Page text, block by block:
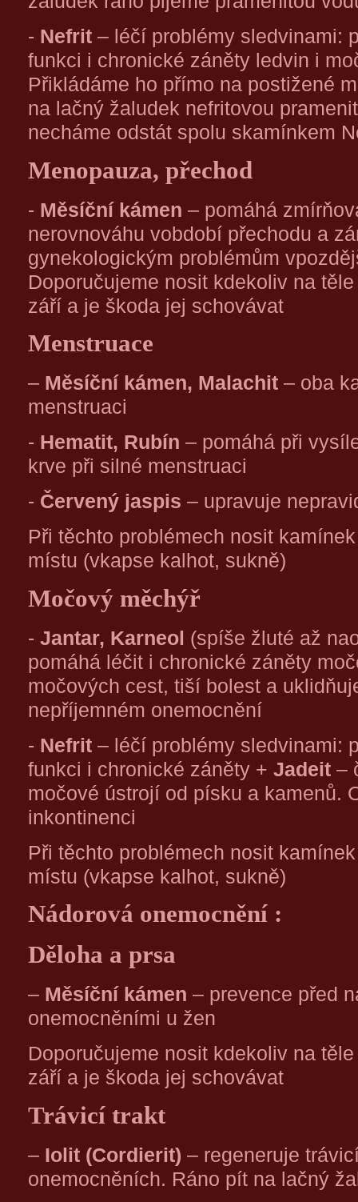
- Nefrit – léčí problémy sledvinami:
funkci i chronické záněty ledvin i
Přikládáme ho přímo na postižené
na lačný žaludek nefritovou
necháme odstát spolu skamínkem
Menopauza, přechod
- Měsíční kámen – pomáhá
nerovnováhu vobdobí přechodu a
gynekologickým problémům
Doporučujeme nosit kdekoliv na
září a je škoda jej schovávat
Menstruace
– Měsíční kámen, Malachit – oba
menstruaci
- Hematit, Rubín – pomáhá při
krve při silné menstruaci
- Červený jaspis – upravuje
Při těchto problémech nosit
místu (vkapse kalhot, sukně)
Močový měchýř
- Jantar, Karneol (spíše žluté až
pomáhá léčit i chronické záněty
močových cest, tiší bolest a
nepříjemném onemocnění
- Nefrit – léčí problémy sledvinami:
funkci i chronické záněty + Jadeit –
močové ústrojí od písku a kamenů.
inkontinenci
Při těchto problémech nosit
místu (vkapse kalhot, sukně)
Nádorová onemocnění :
Děloha a prsa
– Měsíční kámen – prevence před
onemocněními u žen
Doporučujeme nosit kdekoliv na
září a je škoda jej schovávat
Trávicí trakt
– Iolit (Cordierit) – regeneruje
onemocněních. Ráno pít na lačný